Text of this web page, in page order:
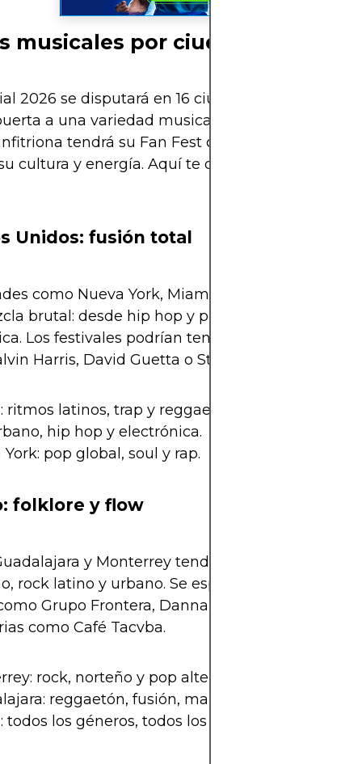
musicales por ciudad
2026 se disputará en 16 ciudades de 3 países,
a una variedad musical impresionante.
tendrá su Fan Fest con artistas y
cultura y energía. Aquí te contamos qué
Unidos: fusión total
como Nueva York, Miami, Los Ángeles y
brutal: desde hip hop y pop hasta reggaetón
Los festivales podrían tener sets de DJ
Harris, David Guetta o Steve Aoki.
ritmos latinos, trap y reggaetón.
hip hop y electrónica.
York: pop global, soul y rap.
folklore y flow
y Monterrey tendrán mezclas de
rock latino y urbano. Se espera la participación
Grupo Frontera, Danna Paola, o incluso
como Café Tacvba.
rock, norteño y pop alternativo.
reggaetón, fusión, mariachi moderno.
todos los géneros, todos los públicos.